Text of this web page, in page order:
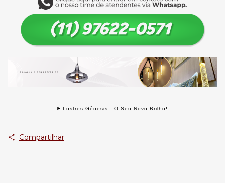
Lustres Gênesis - O Seu Novo Brilho!
Compartilhar